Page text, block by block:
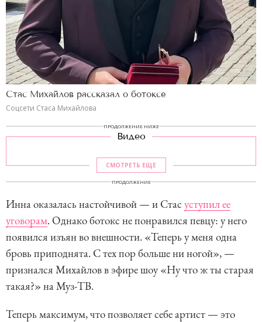
Стас Михайлов рассказал о ботоксе
Соцсети Стаса Михайлова
ПРОДОЛЖЕНИЕ НИЖЕ
Видео
СМОТРЕТЬ ЕЩЕ
ПРОДОЛЖЕНИЕ
Инна оказалась настойчивой — и Стас уступил ее
уговорам. Однако ботокс не понравился певцу: у него
появился изъян во внешности. «Теперь у меня одна
бровь приподнята. С тех пор больше ни ногой», —
признался Михайлов в эфире шоу «Ну что ж ты старая
такая?» на Муз-ТВ.
Теперь максимум, что позволяет себе артист — это